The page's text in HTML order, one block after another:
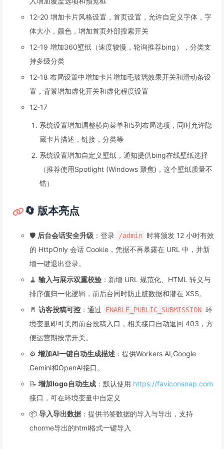
12-20 增加卡片风格设置，首页设置，允许自定义字体，字
体大小，颜色，增加首页外部搜索开关
12-19 增加360壁纸（速度较慢，轮询推荐bing），分类支
持多级分类
12-18 布局设置中增加卡片增加毛玻璃效果开关和滑动条设
置，背景增加虚化开关和虚化程度设置
12-17
系统设置增加调整横向菜单和5列布局选项，同时允许隐
藏卡片描述，链接，分类等
系统设置增加自定义壁纸，通知提供bing在线壁纸选择
（推荐使用Spotlight (Windows 聚焦)，这个壁纸质量不
错）
🔄 版本亮点
🛡️ 后台会话安全升级 ：登录 /admin 时将颁发 12 小时有效
的 HttpOnly 会话 Cookie，凭据不再暴露在 URL 中，并新
增一键退出登录。
🧹 输入与展示双重校验 ：新增 URL 规范化、HTML 转义与
排序值归一化逻辑，前后台同时防止脏数据和潜在 XSS。
🚪 访客投稿可控 ：通过 ENABLE_PUBLIC_SUBMISSION 环
境变量即可关闭前台投稿入口，相关接口自动返回 403，方
便运营期按需开关。
⚙️ 增加AI一键自动生成描述 ：提供Workers AI,Google
Gemini和OpenAI接口。
📝 增加logo自动生成 ：默认使用 https://faviconsnap.com
接口，可在环境变量中自定义
📦 导入导出数据 ：提供书签数据的导入与导出，支持
chorme导出的html格式一键导入